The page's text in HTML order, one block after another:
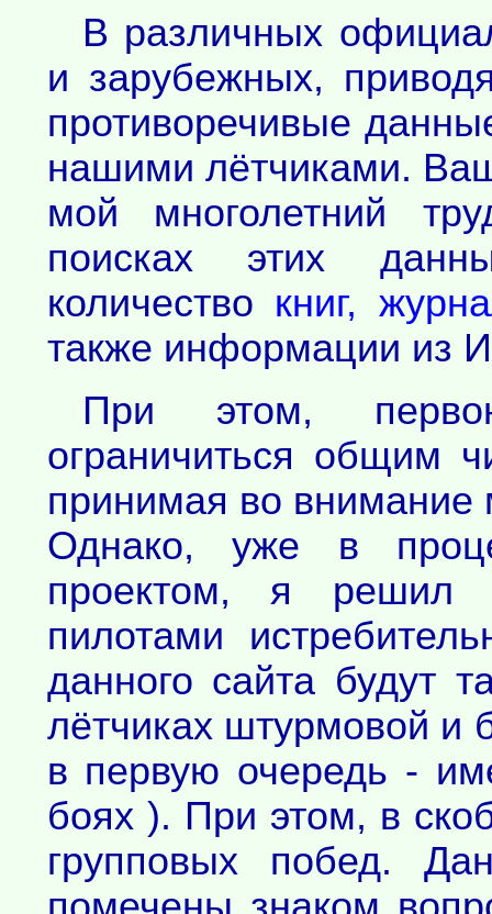
В различных
и зарубежных,
противоречивые
нашими лётчиками.
мой многолетний
поисках этих
количество книг,
также информации из
При этом,
ограничиться общим
принимая во внимание
Однако, уже в
проектом, я решил
пилотами
данного сайта будут
лётчиках штурмовой и
в первую очередь -
боях ). При этом, в
групповых побед.